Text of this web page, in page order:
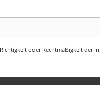
oder Rechtmäßigkeit der